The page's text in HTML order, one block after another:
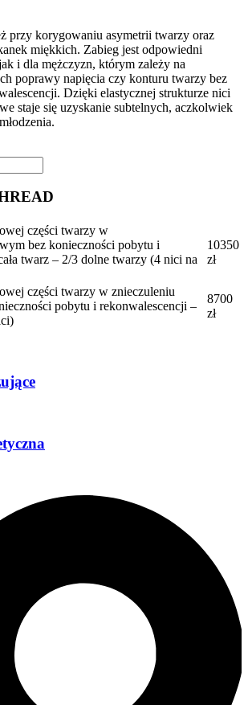
przy korygowaniu asymetrii twarzy oraz
miękkich. Zabieg jest odpowiedni
i dla mężczyzn, którym zależy na
poprawy napięcia czy konturu twarzy bez
Dzięki elastycznej strukturze nici
staje się uzyskanie subtelnych, aczkolwiek
części twarzy w
bez konieczności pobytu i
twarz – 2/3 dolne twarzy (4 nici na
10350
zł
części twarzy w znieczuleniu
pobytu i rekonwalescencji –
8700
zł